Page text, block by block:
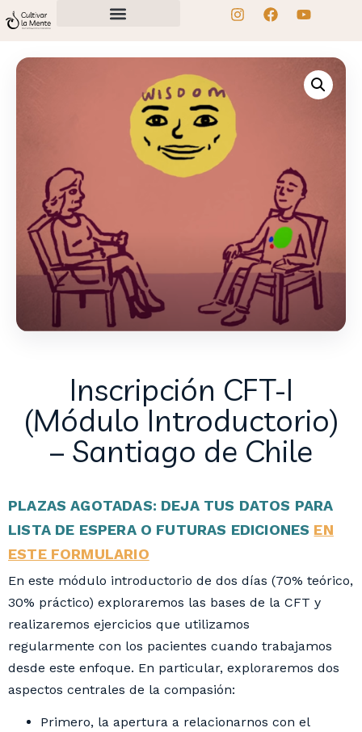
Inscripción CFT-I
(Módulo Introductorio)
– Santiago de Chile
PLAZAS AGOTADAS: DEJA TUS DATOS PARA
LISTA DE ESPERA O FUTURAS EDICIONES EN
ESTE FORMULARIO
En este módulo introductorio de dos días (70% teórico,
30% práctico) exploraremos las bases de la CFT y
realizaremos ejercicios que utilizamos
regularmente con los pacientes cuando trabajamos
desde este enfoque. En particular, exploraremos dos
aspectos centrales de la compasión:
Primero, la apertura a relacionarnos con el